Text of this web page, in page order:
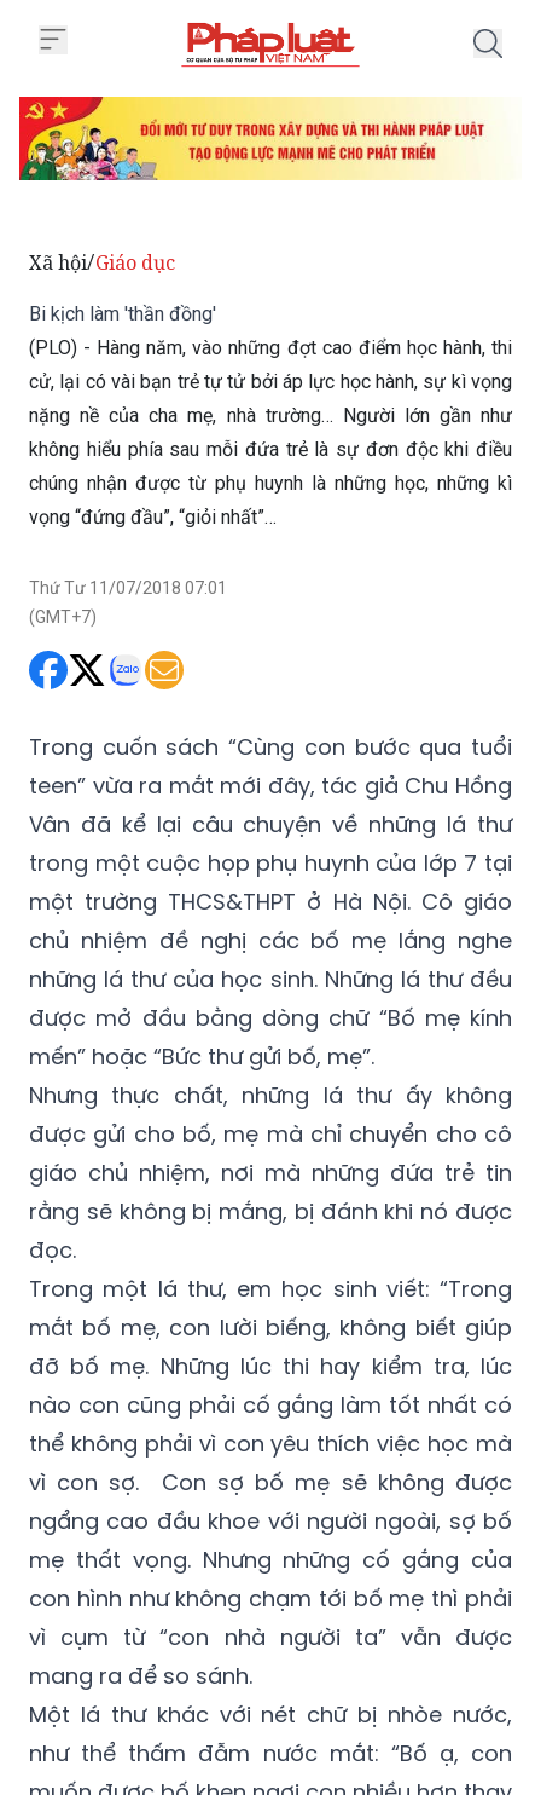
Xã hội/Giáo dục
Bi kịch làm 'thần đồng'
(PLO) - Hàng năm, vào những đợt cao điểm học hành, thi
cử, lại có vài bạn trẻ tự tử bởi áp lực học hành, sự kì vọng
nặng nề của cha mẹ, nhà trường… Người lớn gần như
không hiểu phía sau mỗi đứa trẻ là sự đơn độc khi điều
chúng nhận được từ phụ huynh là những học, những kì
vọng “đứng đầu”, “giỏi nhất”…
Thứ Tư 11/07/2018 07:01
(GMT+7)
Trong cuốn sách “Cùng con bước qua tuổi
teen” vừa ra mắt mới đây, tác giả Chu Hồng
Vân đã kể lại câu chuyện về những lá thư
trong một cuộc họp phụ huynh của lớp 7 tại
một trường THCS&THPT ở Hà Nội. Cô giáo
chủ nhiệm đề nghị các bố mẹ lắng nghe
những lá thư của học sinh. Những lá thư đều
được mở đầu bằng dòng chữ “Bố mẹ kính
mến” hoặc “Bức thư gửi bố, mẹ”.
Nhưng thực chất, những lá thư ấy không
được gửi cho bố, mẹ mà chỉ chuyển cho cô
giáo chủ nhiệm, nơi mà những đứa trẻ tin
rằng sẽ không bị mắng, bị đánh khi nó được
đọc.
Trong một lá thư, em học sinh viết: “Trong
mắt bố mẹ, con lười biếng, không biết giúp
đỡ bố mẹ. Những lúc thi hay kiểm tra, lúc
nào con cũng phải cố gắng làm tốt nhất có
thể không phải vì con yêu thích việc học mà
vì con sợ. Con sợ bố mẹ sẽ không được
ngẩng cao đầu khoe với người ngoài, sợ bố
mẹ thất vọng. Nhưng những cố gắng của
con hình như không chạm tới bố mẹ thì phải
vì cụm từ “con nhà người ta” vẫn được
mang ra để so sánh.
Một lá thư khác với nét chữ bị nhòe nước,
như thể thấm đẫm nước mắt: “Bố ạ, con